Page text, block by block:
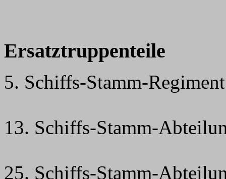
Ersatztruppenteile
5. Schiffs-Stamm-
13. Schiffs-Stamm-
25. Schiffs-Stamm-